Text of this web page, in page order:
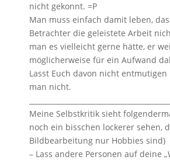
nicht gekonnt. =P
Man muss einfach damit leben,
Betrachter die geleistete Arbeit
man es vielleicht gerne hätte, er
möglicherweise für ein Aufwand
Lasst Euch davon nicht
man nicht.
Meine Selbstkritik sieht
noch ein bisschen lockerer sehen,
Bildbearbeitung nur Hobbies sind)
– Lass andere Personen auf deine